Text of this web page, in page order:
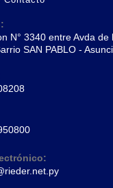
N° 3340 entre Avda de
SAN PABLO -
Se